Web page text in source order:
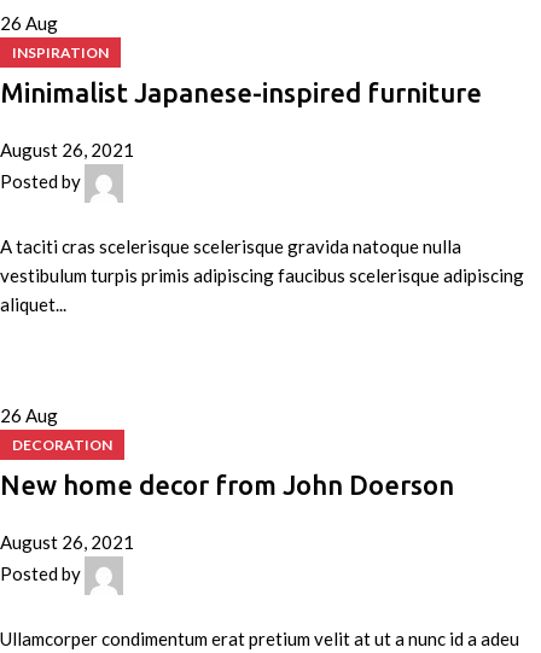
26 Aug
INSPIRATION
Minimalist Japanese-inspired furniture
August 26, 2021
Posted by
A taciti cras scelerisque scelerisque gravida natoque nulla
vestibulum turpis primis adipiscing faucibus scelerisque adipiscing
aliquet...
26 Aug
DECORATION
New home decor from John Doerson
August 26, 2021
Posted by
Ullamcorper condimentum erat pretium velit at ut a nunc id a adeu